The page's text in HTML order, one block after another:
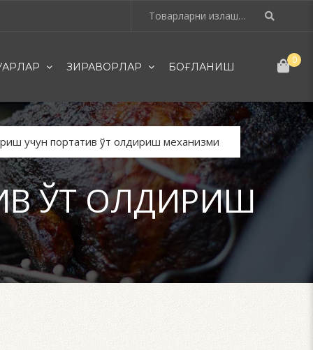
ЗИРАВОРЛАР БОҒЛАНИШ
0
ЎТ ОЛДИРИШ
учун портатив ўт олдириш механизми